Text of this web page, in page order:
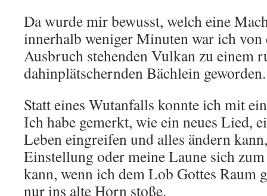
Da wurde mir bewusst, welch eine
innerhalb weniger Minuten war ich
Ausbruch stehenden Vulkan zu einem
dahinplätschernden Bächlein geworden.
Statt eines Wutanfalls konnte ich mit
Ich habe gemerkt, wie ein neues Lied,
Leben eingreifen und alles ändern
Einstellung oder meine Laune sich
kann, wenn ich dem Lob Gottes Raum
nur ins alte Horn stoße.